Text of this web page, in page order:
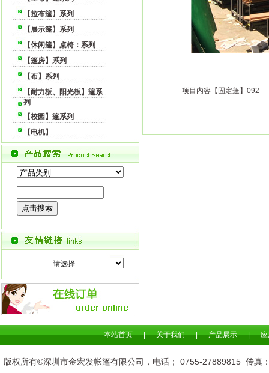
【拉布篷】系列
【展示篷】系列
【休闲篷】桌椅：系列
【篷房】系列
【布】系列
【耐力板、阳光板】篷系
列
【校园】篷系列
【电机】
项目内容【固定蓬】092
本站首页|关于我们|产品展示|应
版权所有©深圳市金宏发帐篷有限公司，电话；